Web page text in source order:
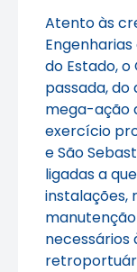
Atento às
do Estado,
passada, do
mega-ação
exercício
e São
ligadas a
instalações,
necessários